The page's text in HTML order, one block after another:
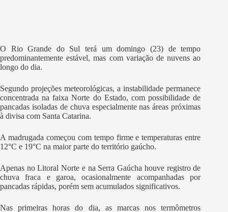
O Rio Grande do Sul terá um domingo (23) de tempo
predominantemente estável, mas com variação de nuvens ao
longo do dia.
Segundo projeções meteorológicas, a instabilidade permanece
concentrada na faixa Norte do Estado, com possibilidade de
pancadas isoladas de chuva especialmente nas áreas próximas
à divisa com Santa Catarina.
A madrugada começou com tempo firme e temperaturas entre
12°C e 19°C na maior parte do território gaúcho.
Apenas no Litoral Norte e na Serra Gaúcha houve registro de
chuva fraca e garoa, ocasionalmente acompanhadas por
pancadas rápidas, porém sem acumulados significativos.
Nas primeiras horas do dia, as marcas nos termômetros